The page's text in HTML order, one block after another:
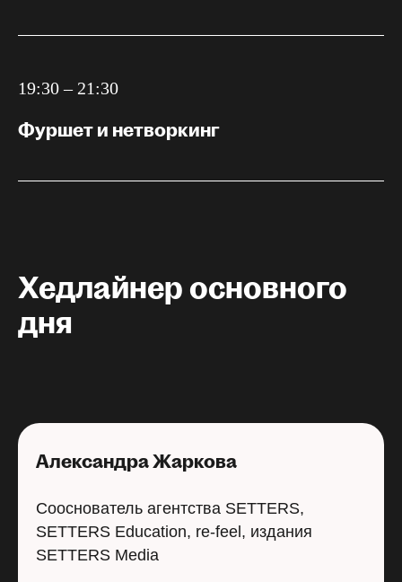
19:30 – 21:30
Фуршет и нетворкинг
Хедлайнер основного
дня
Александра Жаркова
Сооснователь агентства SETTERS,
SETTERS Education, re-feel, издания
SETTERS Media